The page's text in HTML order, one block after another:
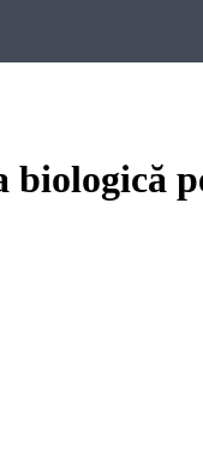
biologică